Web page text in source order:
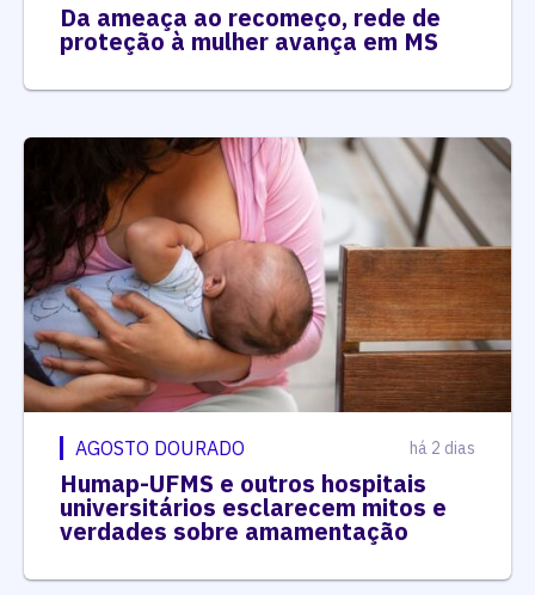
Da ameaça ao recomeço, rede de
proteção à mulher avança em MS
AGOSTO DOURADO há 2 dias
Humap-UFMS e outros hospitais
universitários esclarecem mitos e
verdades sobre amamentação